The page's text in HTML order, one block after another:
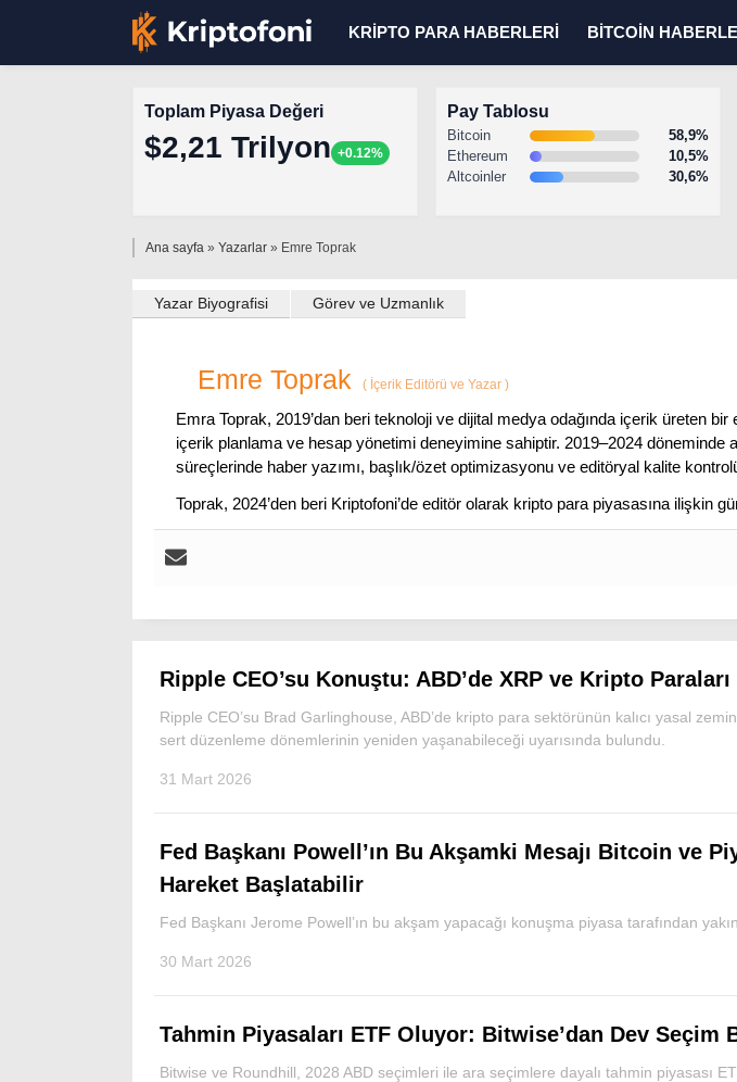
KRİPTO PARA HABERLERİ BİTCOİN
Toplam Piyasa Değeri
$2,21 Trilyon +0.12%
Pay Tablosu
Bitcoin
58,9%
Ethereum
10,5%
Altcoinler
30,6%
Ana sayfa » Yazarlar » Emre Toprak
Yazar Biyografisi Görev ve Uzmanlık
Emre Toprak ( İçerik Editörü ve Yazar )
Emra Toprak, 2019’dan beri teknoloji ve dijital medya odağında içerik üreten
içerik planlama ve hesap yönetimi deneyimine sahiptir. 2019–2024
süreçlerinde haber yazımı, başlık/özet optimizasyonu ve editöryal kalite
Toprak, 2024’den beri Kriptofoni’de editör olarak kripto para piyasasına ilişkin
Ripple CEO’su Konuştu: ABD’de XRP ve Kripto
Ripple CEO’su Brad Garlinghouse, ABD’de kripto para sektörünün kalıcı yasal
sert düzenleme dönemlerinin yeniden yaşanabileceği uyarısında bulundu.
31 Mart 2026
Fed Başkanı Powell’ın Bu Akşamki Mesajı Bitcoin ve
Hareket Başlatabilir
Fed Başkanı Jerome Powell’ın bu akşam yapacağı konuşma piyasa tarafından
30 Mart 2026
Tahmin Piyasaları ETF Oluyor: Bitwise’dan Dev Seçim
Bitwise ve Roundhill, 2028 ABD seçimleri ile ara seçimlere dayalı tahmin piyasası